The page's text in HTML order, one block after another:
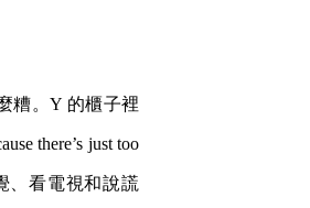
糟。Y 的櫃子裡
there’s just too
、看電視和說謊